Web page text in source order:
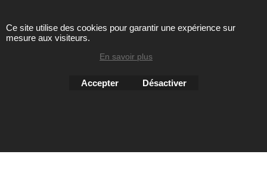
Toute reproduction de textes, photos ou autres éléments des
peine de poursuites
Ce site utilise des cookies pour garantir une expérience sur
mesure aux visiteurs.
En savoir plus
Accepter Désactiver